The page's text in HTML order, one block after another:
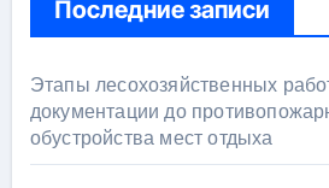
Последние записи
Этапы лесохозяйственных
документации до
обустройства мест отдыха